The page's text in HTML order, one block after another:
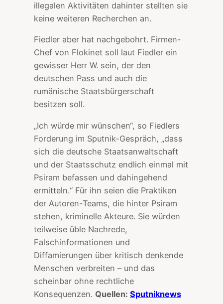
illegalen Aktivitäten dahinter stellten sie
keine weiteren Recherchen an.
Fiedler aber hat nachgebohrt. Firmen-
Chef von Flokinet soll laut Fiedler ein
gewisser Herr W. sein, der den
deutschen Pass und auch die
rumänische Staatsbürgerschaft
besitzen soll.
„Ich würde mir wünschen“, so Fiedlers
Forderung im Sputnik-Gespräch, „dass
sich die deutsche Staatsanwaltschaft
und der Staatsschutz endlich einmal mit
Psiram befassen und dahingehend
ermitteln.“ Für ihn seien die Praktiken
der Autoren-Teams, die hinter Psiram
stehen, kriminelle Akteure. Sie würden
teilweise üble Nachrede,
Falschinformationen und
Diffamierungen über kritisch denkende
Menschen verbreiten – und das
scheinbar ohne rechtliche
Konsequenzen. Quellen: Sputniknews